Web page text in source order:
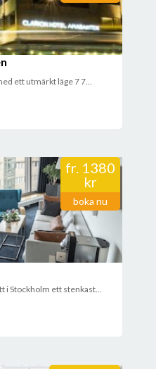
ett utmärkt läge 7 7...
fr. 1380
kr
boka nu
i Stockholm ett stenkast...